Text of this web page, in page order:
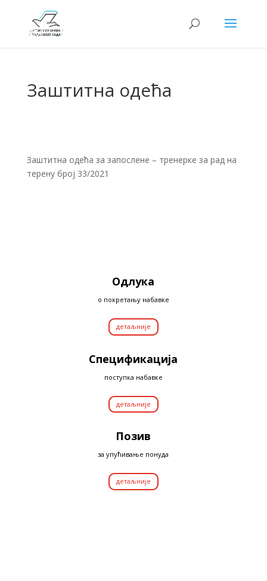
Заштитна одећа
Заштитна одећа за запослене – тренерке за рад на
терену број 33/2021
Одлука
о покретању набавке
детаљније
Спецификација
поступка набавке
детаљније
Позив
за упућивање понуда
детаљније